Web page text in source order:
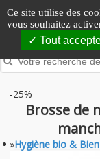
Panneau de gestion
Ce site utilise des
vous souhaitez
Tout
-25%
Brosse de
»Hygiène bio &